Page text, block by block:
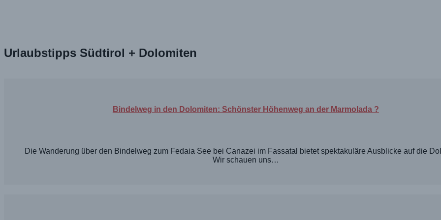
Urlaubstipps Südtirol + Dolomiten
Bindelweg in den Dolomiten: Schönster Höhenweg an der Marmolada ?
Die Wanderung über den Bindelweg zum Fedaia See bei Canazei im Fassatal bietet spektakuläre Ausblicke auf die
Wir schauen uns…